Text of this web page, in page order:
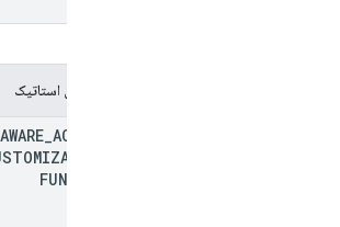
روش های استاتیک
AWARE ACTIVE
FUNCTION